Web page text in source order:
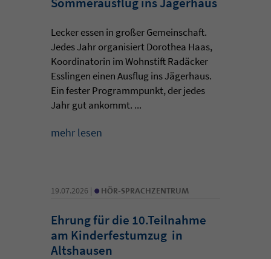
Lecker essen in großer Gemeinschaft.
Jedes Jahr organisiert Dorothea Haas,
Koordinatorin im Wohnstift Radäcker
Esslingen einen Ausflug ins Jägerhaus.
Ein fester Programmpunkt, der jedes
Jahr gut ankommt. ...
mehr lesen
19.07.2026 | • HÖR-SPRACHZENTRUM
Ehrung für die 10.Teilnahme
am Kinderfestumzug in
Altshausen